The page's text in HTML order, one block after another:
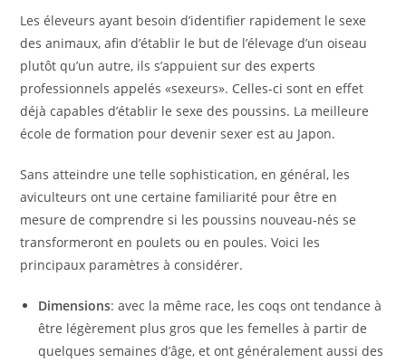
Les éleveurs ayant besoin d’identifier rapidement le sexe
des animaux, afin d’établir le but de l’élevage d’un oiseau
plutôt qu’un autre, ils s’appuient sur des experts
professionnels appelés «sexeurs». Celles-ci sont en effet
déjà capables d’établir le sexe des poussins. La meilleure
école de formation pour devenir sexer est au Japon.
Sans atteindre une telle sophistication, en général, les
aviculteurs ont une certaine familiarité pour être en
mesure de comprendre si les poussins nouveau-nés se
transformeront en poulets ou en poules. Voici les
principaux paramètres à considérer.
Dimensions: avec la même race, les coqs ont tendance à
être légèrement plus gros que les femelles à partir de
quelques semaines d’âge, et ont généralement aussi des